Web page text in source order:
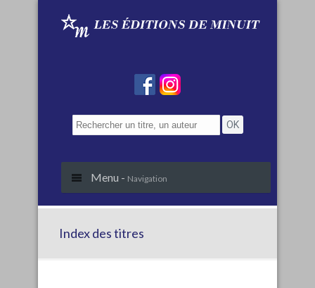
Menu - Navigation
Index des titres